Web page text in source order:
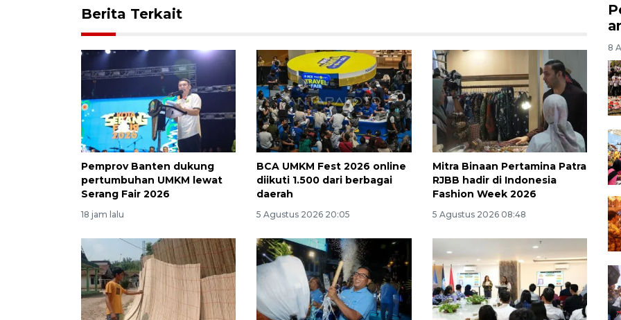
Berita Terkait
Pemprov Banten dukung
pertumbuhan UMKM lewat
Serang Fair 2026
18 jam lalu
BCA UMKM Fest 2026 online
diikuti 1.500 dari berbagai
daerah
5 Agustus 2026 20:05
Mitra Binaan Pertamina Patra
RJBB hadir di Indonesia
Fashion Week 2026
5 Agustus 2026 08:48
8